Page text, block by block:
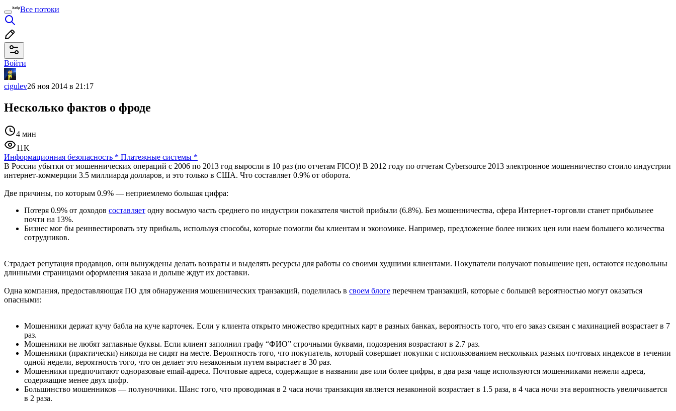
Все потоки
Войти
cigulev26 ноя 2014 в 21:17
Несколько фактов о фроде
4 мин
11K
Информационная безопасность * Платежные системы *
В России убытки от мошеннических операций с 2006 по 2013 год выросли в 10 раз (по отчетам FICO)! В 2012 году по отчетам Cybersource 2013 электронное мошенничество стоило индустрии
интернет-коммерции 3.5 миллиарда долларов, и это только в США. Что составляет 0.9% от оборота.
Две причины, по которым 0.9% — неприемлемо большая цифра:
Потеря 0.9% от доходов составляет одну восьмую часть среднего по индустрии показателя чистой прибыли (6.8%). Без мошенничества, сфера Интернет-торговли станет прибыльнее
почти на 13%.
Бизнес мог бы реинвестировать эту прибыль, используя способы, которые помогли бы клиентам и экономике. Например, предложение более низких цен или наем большего количества
сотрудников.
Страдает репутация продавцов, они вынуждены делать возвраты и выделять ресурсы для работы со своими худшими клиентами. Покупатели получают повышение цен, остаются недовольны
длинными страницами оформления заказа и дольше ждут их доставки.
Одна компания, предоставляющая ПО для обнаружения мошеннических транзакций, поделилась в своем блоге перечнем транзакций, которые с большей вероятностью могут оказаться
опасными:
Мошенники держат кучу бабла на куче карточек. Если у клиента открыто множество кредитных карт в разных банках, вероятность того, что его заказ связан с махинацией возрастает в 7
раз.
Мошенники не любят заглавные буквы. Если клиент заполнил графу “ФИО” строчными буквами, подозрения возрастают в 2.7 раз.
Мошенники (практически) никогда не сидят на месте. Вероятность того, что покупатель, который совершает покупки с использованием нескольких разных почтовых индексов в течении
одной недели, вероятность того, что он делает это незаконным путем вырастает в 30 раз.
Мошенники предпочитают одноразовые email-адреса. Почтовые адреса, содержащие в названии две или более цифры, в два раза чаще используются мошенниками нежели адреса,
содержащие менее двух цифр.
Большинство мошенников — полуночники. Шанс того, что проводимая в 2 часа ночи транзакция является незаконной возрастает в 1.5 раза, в 4 часа ночи эта вероятность увеличивается
в 2 раза.